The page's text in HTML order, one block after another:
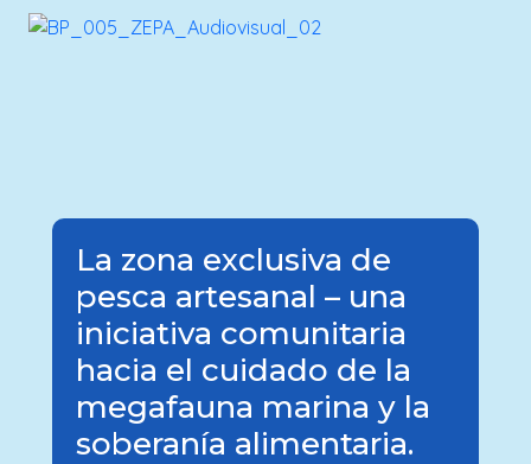
La zona exclusiva de
pesca artesanal – una
iniciativa comunitaria
hacia el cuidado de la
megafauna marina y la
soberanía alimentaria.